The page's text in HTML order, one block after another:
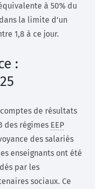
à 50% du
la limite d’un
1,8 à ce jour.
:
comptes de résultats
des régimes EEP
des salariés
enseignants ont été
par les
sociaux. Ce